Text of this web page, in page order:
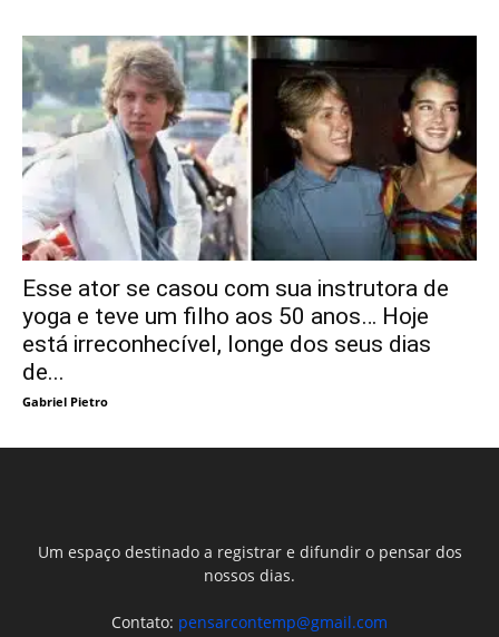
Esse ator se casou com sua instrutora de
yoga e teve um filho aos 50 anos… Hoje
está irreconhecível, longe dos seus dias
de...
Gabriel Pietro
Um espaço destinado a registrar e difundir o pensar dos
nossos dias.
Contato: pensarcontemp@gmail.com